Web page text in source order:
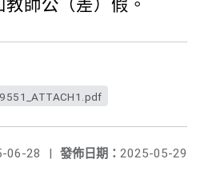
師公（差）假。
發佈日期： 2025-05-29
06-28
|